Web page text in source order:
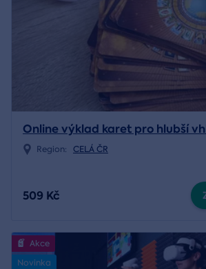
Online výklad karet pro hlubší
Region: CELÁ ČR
509 Kč
Akce
Novinka